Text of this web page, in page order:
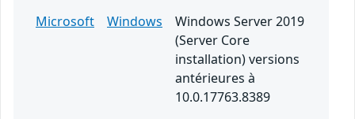
Microsoft
Windows
Windows Server 2019
(Server Core
installation) versions
antérieures à
10.0.17763.8389